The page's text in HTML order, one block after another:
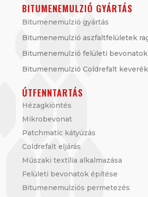
BITUMENEMULZIÓ GYÁRTÁS
Bitumenemulzió gyártás
Bitumenemulzió aszfaltfelületek
Bitumenemulzió felületi
Bitumenemulzió Coldrefalt
ÚTFENNTARTÁS
Hézagkiöntés
Mikrobevonat
Patchmatic kátyúzás
Coldrefalt eljárás
Műszaki textília alkalmazása
Felületi bevonatok építése
Bitumenemulziós permetezés